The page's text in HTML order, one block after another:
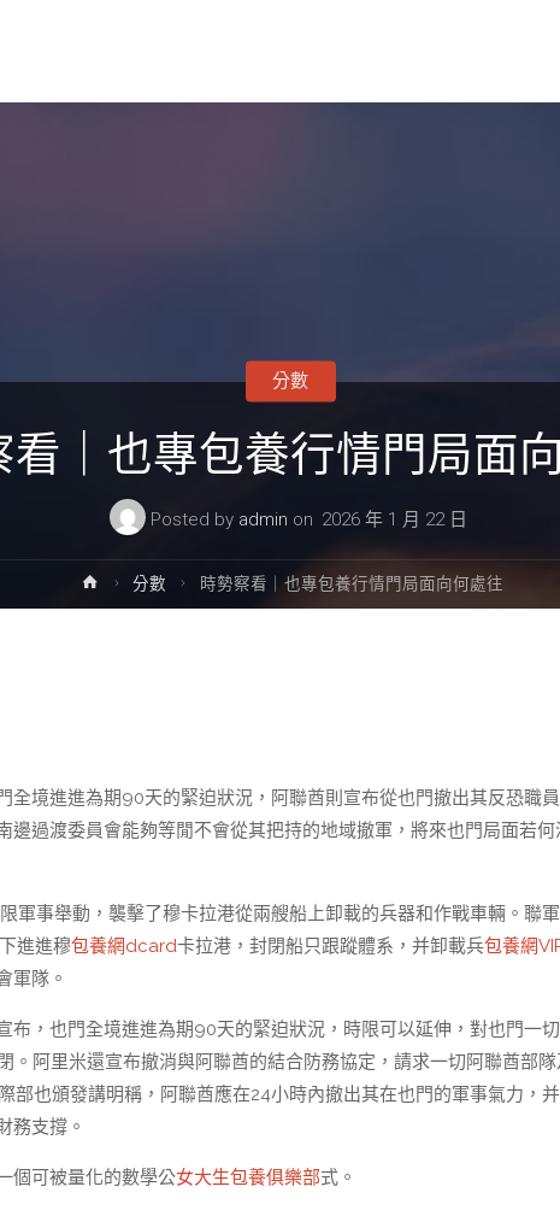
看｜也專包養行情門局面
Posted by admin on 2026 年 1 月 22 日
分數
Home分數 時勢察看｜也專包養行情門局面向何處往
境進進為期90天的緊迫狀況，阿聯酋則宣布從也門撤出其反恐職員
邊過渡委員會能夠等閒不會從其把持的地域撤軍，將來也門局面若何
軍事舉動，襲擊了穆卡拉港從兩艘船上卸載的兵器和作戰車輛。聯
進進穆包養網dcard卡拉港，封閉船只跟蹤體系，并卸載兵包養網
軍隊。
布，也門全境進進為期90天的緊迫狀況，時限可以延伸，對也門一
。阿里米還宣布撤消與阿聯酋的結合防務協定，請求一切阿聯酋部
部也頒發講明稱，阿聯酋應在24小時內撤出其在也門的軍事氣力，
務支撐。
個可被量化的數學公女大生包養俱樂部式。